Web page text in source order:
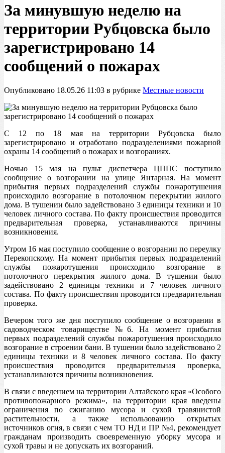
За минувшую неделю на
территории Рубцовска было
зарегистрировано 14
сообщений о пожарах
Опубликовано 18.05.26 11:03 в рубрике Местные новости
С 12 по 18 мая на территории Рубцовска было
зарегистрировано и отработано подразделениями пожарной
охраны 14 сообщений о пожарах и возгораниях.
Ночью 15 мая на пульт диспетчера ЦППС поступило
сообщение о возгорании на улице Янтарная. На момент
прибытия первых подразделений службы пожаротушения
происходило возгорание в потолочном перекрытии жилого
дома. В тушении было задействовано 3 единицы техники и 10
человек личного состава. По факту происшествия проводится
предварительная проверка, устанавливаются причины
возникновения.
Утром 16 мая поступило сообщение о возгорании по переулку
Перекопскому. На момент прибытия первых подразделений
службы пожаротушения происходило возгорание в
потолочного перекрытия жилого дома. В тушении было
задействовано 2 единицы техники и 7 человек личного
состава. По факту происшествия проводится предварительная
проверка.
Вечером того же дня поступило сообщение о возгорании в
садоводческом товариществе №6. На момент прибытия
первых подразделений службы пожаротушения происходило
возгорание в строении бани. В тушении было задействовано 2
единицы техники и 8 человек личного состава. По факту
происшествия проводится предварительная проверка,
устанавливаются причины возникновения.
В связи с введением на территории Алтайского края «Особого
противопожарного режима», на территории края введены
ограничения по сжиганию мусора и сухой травянистой
растительности, а также использованию открытых
источников огня, в связи с чем ТО НД и ПР №4, рекомендует
гражданам производить своевременную уборку мусора и
сухой травы и не допускать их возгораний.